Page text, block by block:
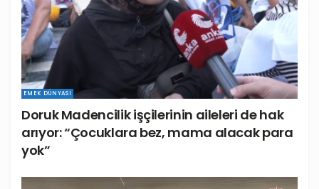
EMEK DÜNYASI
Doruk Madencilik işçilerinin aileleri de hak
arıyor: “Çocuklara bez, mama alacak para
yok”